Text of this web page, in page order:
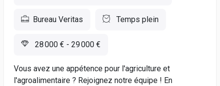
Bureau Veritas Temps plein
28 000 € - 29 000 €
Vous avez une appétence pour l'agriculture et
l'agroalimentaire ? Rejoignez notre équipe ! En